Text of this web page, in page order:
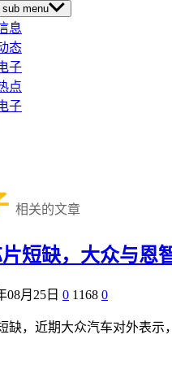
sub menu
息
态
子
点
子
相关的文章
短缺，大众与恩
08月25日 0 1168 0
缺，近期大众汽车对外表示